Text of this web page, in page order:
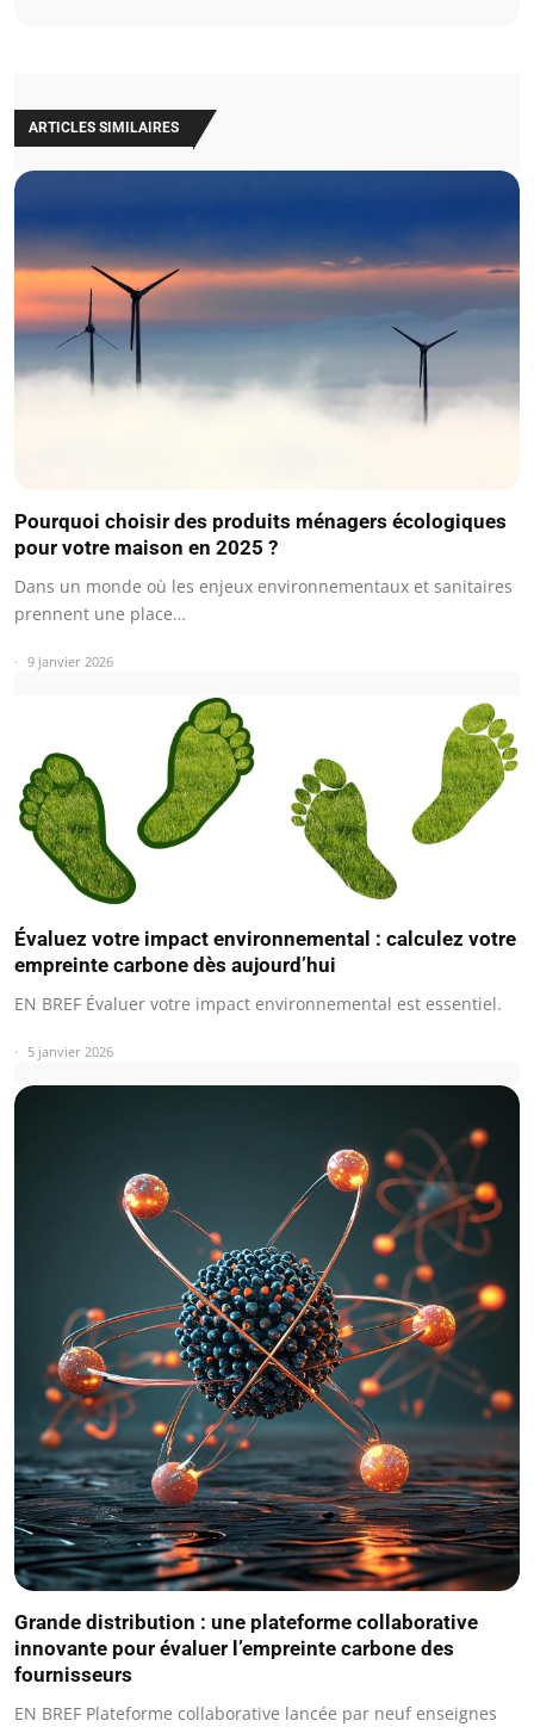
ARTICLES SIMILAIRES
Pourquoi choisir des produits ménagers écologiques
pour votre maison en 2025 ?
Dans un monde où les enjeux environnementaux et sanitaires
prennent une place…
9 janvier 2026
Évaluez votre impact environnemental : calculez votre
empreinte carbone dès aujourd’hui
EN BREF Évaluer votre impact environnemental est essentiel.
5 janvier 2026
Grande distribution : une plateforme collaborative
innovante pour évaluer l’empreinte carbone des
fournisseurs
EN BREF Plateforme collaborative lancée par neuf enseignes